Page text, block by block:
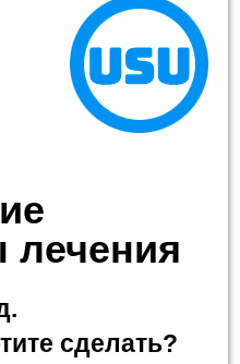
сделать?